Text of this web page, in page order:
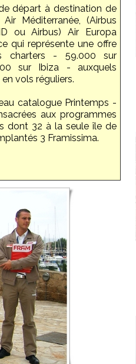
départ à destination de
Méditerranée, (Airbus
ou Airbus) Air Europa
qui représente une offre
charters - 59.000 sur
sur Ibiza - auxquels
vols réguliers.
catalogue Printemps -
aux programmes
dont 32 à la seule île de
3 Framissima.